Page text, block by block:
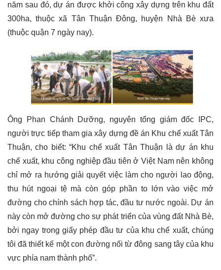
năm sau đó, dự án được khởi công xây dựng trên khu đất
300ha, thuộc xã Tân Thuận Đông, huyện Nhà Bè xưa
(thuộc quận 7 ngày nay).
Ông Phan Chánh Dưỡng, nguyên tổng giám đốc IPC,
người trực tiếp tham gia xây dựng đề án Khu chế xuất Tân
Thuận, cho biết: “Khu chế xuất Tân Thuận là dự án khu
chế xuất, khu công nghiệp đầu tiên ở Việt Nam nên không
chỉ mở ra hướng giải quyết việc làm cho người lao động,
thu hút ngoại tệ mà còn góp phần to lớn vào việc mở
đường cho chính sách hợp tác, đầu tư nước ngoài. Dự án
này còn mở đường cho sự phát triển của vùng đất Nhà Bè,
bởi ngay trong giấy phép đầu tư của khu chế xuất, chúng
tôi đã thiết kế một con đường nối từ đông sang tây của khu
vực phía nam thành phố”.